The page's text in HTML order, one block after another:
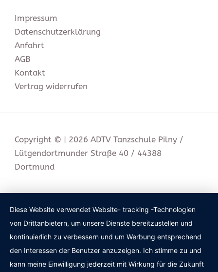
Impressum
Datenschutz­erklärung
Anfahrt
AGB
Kontakt
Vertrag widerrufen
Copyright © | 2026 ADTV Tanzschule Pilny /
Lütgendortmunder Straße 40 / 44388
Dortmund
Diese Website verwendet Website- tracking -Technologien
von Drittanbietern, um unsere Dienste bereitzustellen und
kontinuierlich zu verbessern und um Werbung entsprechend
den Interessen der Benutzer anzuzeigen. Ich stimme zu und
kann meine Einwilligung jederzeit mit Wirkung für die Zukunft